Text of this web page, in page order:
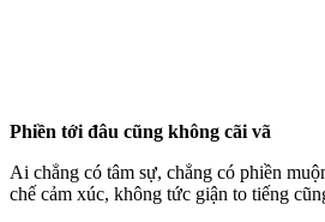
Phiền tới đâu cũng không cãi vã
Ai chẳng có tâm sự, chẳng có phiền
chế cảm xúc, không tức giận to tiếng